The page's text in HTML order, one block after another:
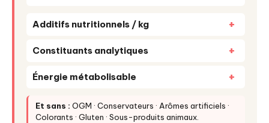
Additifs nutritionnels / kg
Constituants analytiques
Énergie métabolisable
Et sans : OGM · Conservateurs · Arômes artificiels ·
Colorants · Gluten · Sous-produits animaux.